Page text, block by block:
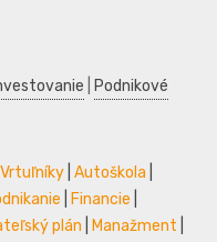
Podnikové
Vrtuľníky Autoškola
Financie
plán Manažment